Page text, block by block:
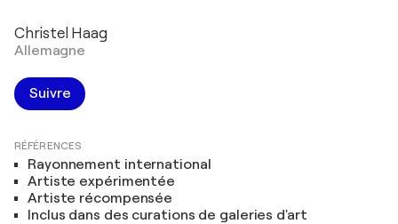
Christel Haag
Allemagne
Suivre
RÉFÉRENCES
Rayonnement international
Artiste expérimentée
Artiste récompensée
Inclus dans des curations de galeries d'art